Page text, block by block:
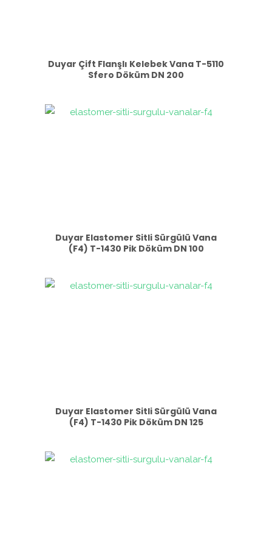
Duyar Çift Flanşlı Kelebek Vana T-5110
Sfero Döküm DN 200
Duyar Elastomer Sitli Sürgülü Vana
(F4) T-1430 Pik Döküm DN 100
Duyar Elastomer Sitli Sürgülü Vana
(F4) T-1430 Pik Döküm DN 125